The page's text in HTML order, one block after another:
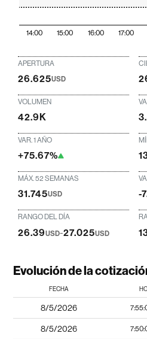
14:00 15:00 16:00 17:00
APERTURA
26.625USD
VOLUMEN
42.9K
VAR. 1 AÑO
+75.67%
MÁX. 52 SEMANAS
31.745USD -
RANGO DEL DÍA
26.39USD-27.025USD
Evolución de la
FECHA
8/5/2026
8/5/2026